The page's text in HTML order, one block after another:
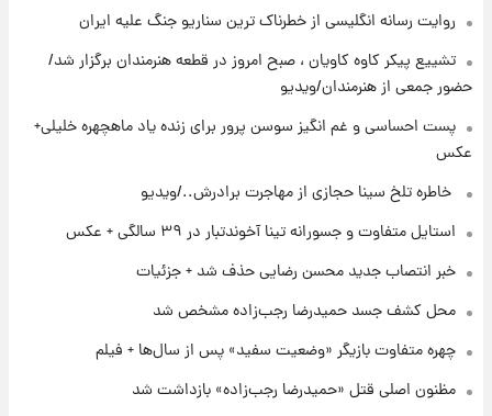
تصاویر شگفت‌انگیز از اهرام باستانی سودان در
دل صحرا + عکس
۱۹ ساعت پیش
زمان برگزاری دربی ۱۰۷ اعلام شد؟
۱۹ ساعت پیش
خبر انتصاب جدید محسن رضایی حذف شد +
جزئیات
پست جدید محسن رضایی در شورای عالی امنیت
ملی
روایت رسانه انگلیسی از خطرناک ترین سناریو جنگ علیه ایران
تشییع پیکر کاوه کاویان ، صبح امروز در قطعه هنرمندان برگزار شد/
حضور جمعی از هنرمندان/ویدیو
پست احساسی و غم انگیز سوسن پرور برای زنده یاد ماهچهره خلیلی+
عکس
⁨ خاطره تلخ سینا حجازی از مهاجرت برادرش../ویدیو
استایل متفاوت و جسورانه تینا آخوندتبار در ۳۹ سالگی + عکس
خبر انتصاب جدید محسن رضایی حذف شد + جزئیات
محل کشف جسد حمیدرضا رجب‌زاده مشخص شد
چهره متفاوت بازیگر «وضعیت سفید» پس از سال‌ها + فیلم
مظنون اصلی قتل «حمیدرضا رجب‌زاده» بازداشت شد